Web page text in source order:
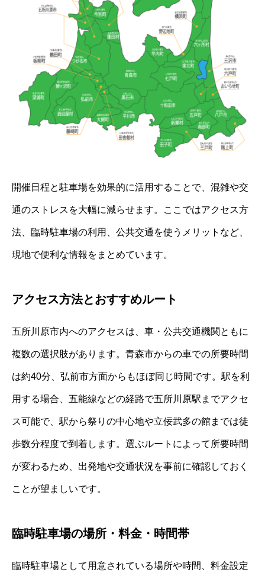
開催日程と駐車場を効果的に活用することで、混雑や交
通のストレスを大幅に減らせます。ここではアクセス方
法、臨時駐車場の利用、公共交通を使うメリットなど、
現地で便利な情報をまとめています。
アクセス方法とおすすめルート
五所川原市内へのアクセスは、車・公共交通機関ともに
複数の選択肢があります。青森市からの車での所要時間
は約40分、弘前市方面からもほぼ同じ時間です。駅を利
用する場合、五能線などの経路で五所川原駅までアクセ
ス可能で、駅から祭りの中心地や立佞武多の館までは徒
歩数分程度で到着します。選ぶルートによって所要時間
が変わるため、出発地や交通状況を事前に確認しておく
ことが望ましいです。
臨時駐車場の場所・料金・時間帯
臨時駐車場として用意されている場所や時間、料金設定